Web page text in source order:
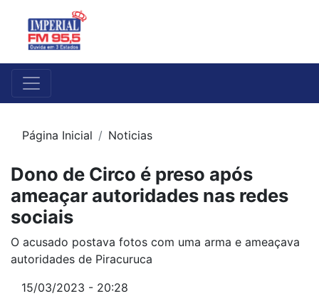
Página Inicial Noticias
Dono de Circo é preso após
ameaçar autoridades nas redes
sociais
O acusado postava fotos com uma arma e ameaçava
autoridades de Piracuruca
15/03/2023 - 20:28